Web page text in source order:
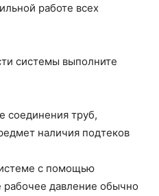
работе всех
системы выполните
соединения труб,
наличия подтеков
с помощью
давление обычно